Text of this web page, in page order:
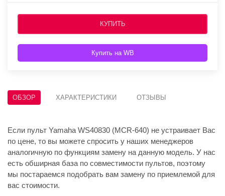
КУПИТЬ
Купить на WB
ОБЗОР ХАРАКТЕРИСТИКИ ОТЗЫВЫ
Если пульт Yamaha WS40830 (MCR-640) не устраивает Вас
по цене, то вы можете спросить у наших менеджеров
аналогичную по функциям замену на данную модель. У нас
есть обширная база по совместимости пультов, поэтому
мы постараемся подобрать вам замену по приемлемой для
вас стоимости.